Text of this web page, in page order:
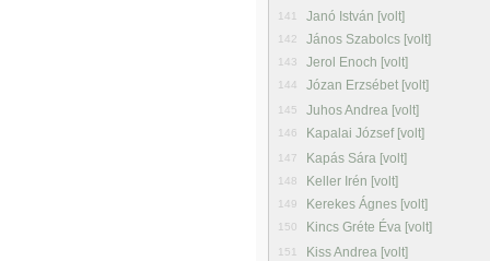
141 Janó István [volt]
142 János Szabolcs [volt]
143 Jerol Enoch [volt]
144 Józan Erzsébet [volt]
145 Juhos Andrea [volt]
146 Kapalai József [volt]
147 Kapás Sára [volt]
148 Keller Irén [volt]
149 Kerekes Ágnes [volt]
150 Kincs Gréte Éva [volt]
151 Kiss Andrea [volt]